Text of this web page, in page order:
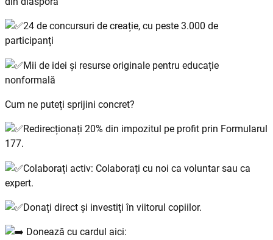
24 de concursuri de creație, cu peste 3.000 de
participanți
Mii de idei și resurse originale pentru educație
nonformală
Cum ne puteți sprijini concret?
Redirecționați 20% din impozitul pe profit prin Formularul
177.
Colaborați activ: Colaborați cu noi ca voluntar sau ca
expert.
Donați direct și investiți în viitorul copiilor.
Donează cu cardul aici: